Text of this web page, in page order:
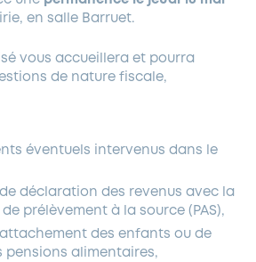
en salle Barruet.
vous accueillera et pourra
de nature fiscale,
éventuels intervenus dans le
déclaration des revenus avec la
prélèvement à la source (PAS),
des enfants ou de
pensions alimentaires,